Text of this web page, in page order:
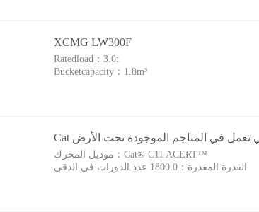
XCMG LW300F
Ratedload：3.0t
Bucketcapacity： 1.8m³
موديل المحرك：Cat® C11 ACERT™‎
القدرة المقدرة： 1800.0 عدد الدورات في الدقي